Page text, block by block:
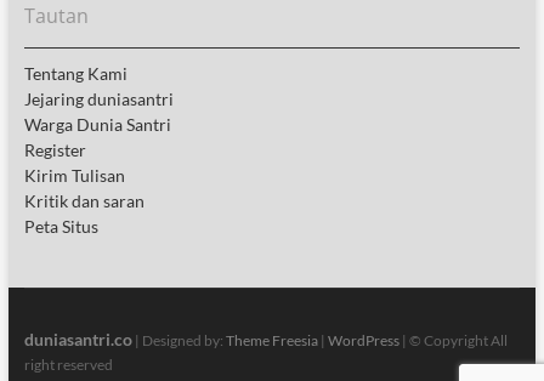
Tautan
Tentang Kami
Jejaring duniasantri
Warga Dunia Santri
Register
Kirim Tulisan
Kritik dan saran
Peta Situs
duniasantri.co| Designed by: Theme Freesia| WordPress| © Copyright All
right reserved